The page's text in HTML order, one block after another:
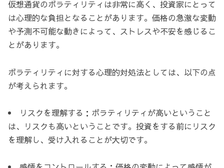
仮想通貨のボラティリティは非常に高く、投資家にとって
は心理的な負担となることがあります。価格の急激な変動
や予測不可能な動きによって、ストレスや不安を感じるこ
とがあります。
ボラティリティに対する心理的対処法としては、以下の点
が考えられます。
リスクを理解する：ボラティリティが高いということ
は、リスクも高いということです。投資をする前にリスク
を理解し、受け入れることが大切です。